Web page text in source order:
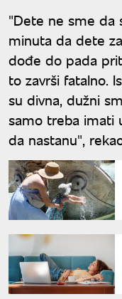
"Dete ne sme da
minuta da dete
dođe do pada
to završi fatalno.
su divna, dužni
samo treba imati
da nastanu",